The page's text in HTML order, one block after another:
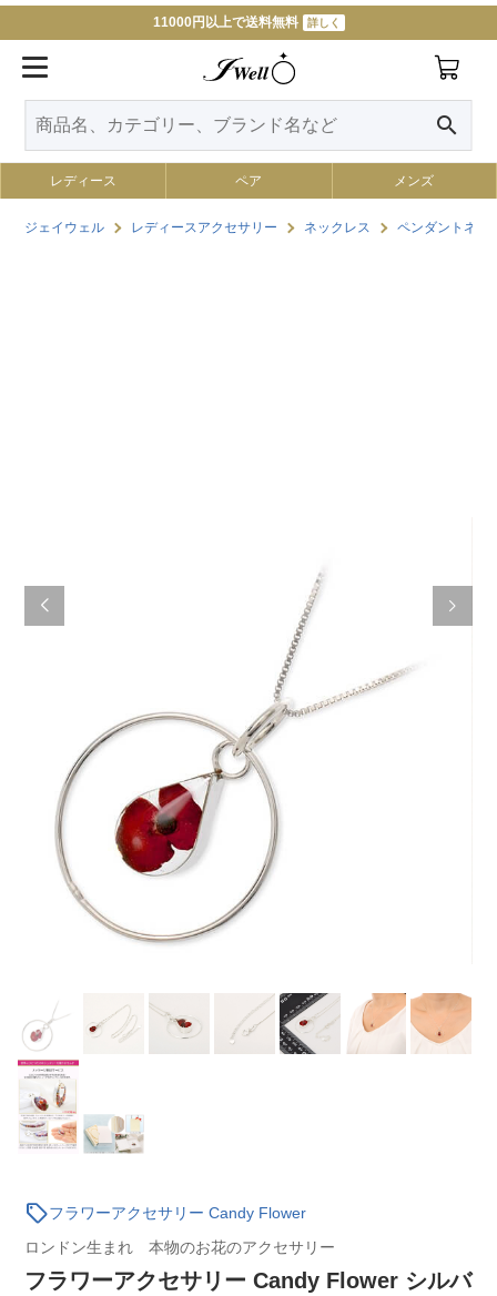
11000円以上で送料無料 詳しく
search
レディース ペア メンズ
ジェイウェル レディースアクセサリー ネックレス ペンダントネッ
sellフラワーアクセサリー Candy Flower
ロンドン生まれ 本物のお花のアクセサリー
フラワーアクセサリー Candy Flower シルバ